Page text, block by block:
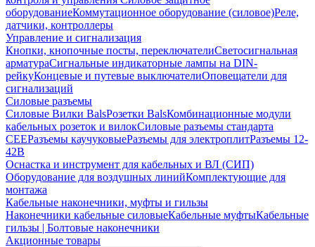
оборудованиеКоммутационное оборудование (силовое)Реле,
датчики, контроллеры
Управление и сигнализация
Кнопки, кнопочные посты, переключателиСветосигнальная
арматураСигнальные индикаторные лампы на DIN-
рейкуКонцевые и путевые выключателиОповещатели для
сигнализаций
Силовые разъемы
Силовые Вилки BalsРозетки BalsКомбинационные модули
кабельных розеток и вилокСиловые разъемы стандарта
CEEРазъемы каучуковыеРазъемы для электроплитРазъемы 12-
42В
Оснастка и инструмент для кабельных и ВЛ (СИП)
Оборудование для воздушных линийКомплектующие для
монтажа
Кабельные наконечники, муфты и гильзы
Наконечники кабельные силовыеКабельные муфтыКабельные
гильзы | Болтовые наконечники
Акционные товары